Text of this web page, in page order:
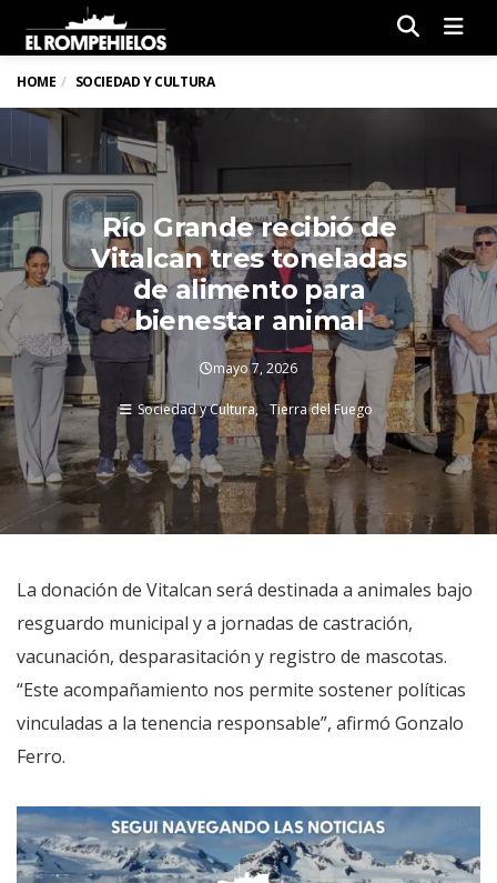
HOME SOCIEDAD Y CULTURA
Río Grande recibió de
Vitalcan tres toneladas
de alimento para
bienestar animal
mayo 7, 2026
Sociedad y Cultura Tierra del Fuego
La donación de Vitalcan será destinada a animales bajo
resguardo municipal y a jornadas de castración,
vacunación, desparasitación y registro de mascotas.
“Este acompañamiento nos permite sostener políticas
vinculadas a la tenencia responsable”, afirmó Gonzalo
Ferro.